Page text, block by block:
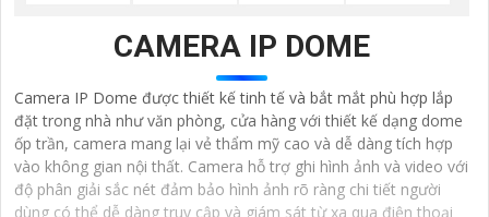
CAMERA IP DOME
Camera IP Dome được thiết kế tinh tế và bắt mắt phù hợp lắp
đặt trong nhà như văn phòng, cửa hàng với thiết kế dạng dome
ốp trần, camera mang lại vẻ thẩm mỹ cao và dễ dàng tích hợp
vào không gian nội thất. Camera hỗ trợ ghi hình ảnh và video với
độ phân giải sắc nét đảm bảo hình ảnh rõ ràng chi tiết người
dùng có thể dễ dàng truy cập và giám sát từ xa qua điện thoại